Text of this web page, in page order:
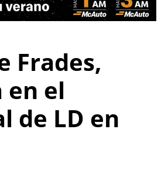
Frades,
el
de LD en